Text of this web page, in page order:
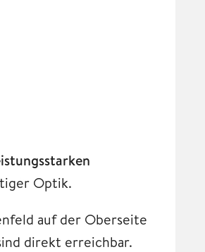
Optik.
auf der Oberseite
direkt erreichbar.